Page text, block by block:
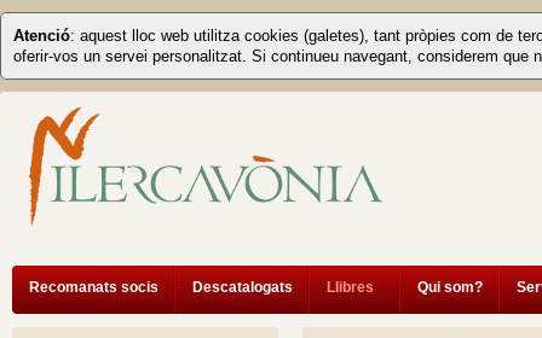
Atenció: aquest lloc web utilitza cookies (galetes), tant pròpies com de
oferir-vos un servei personalitzat. Si continueu navegant, considerem que
Recomanats socis Descatalogats Llibres Qui som?